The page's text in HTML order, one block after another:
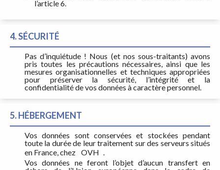
l’article 6.
4. SÉCURITÉ
Pas d’inquiétude ! Nous (et nos sous-traitants) avons
pris toutes les précautions nécessaires, ainsi que les
mesures organisationnelles et techniques appropriées
pour préserver la sécurité, l’intégrité et la
confidentialité de vos données à caractère personnel.
5. HÉBERGEMENT
Vos données sont conservées et stockées pendant
toute la durée de leur traitement sur des serveurs situés
en France, chez OVH .
Vos données ne feront l’objet d’aucun transfert en